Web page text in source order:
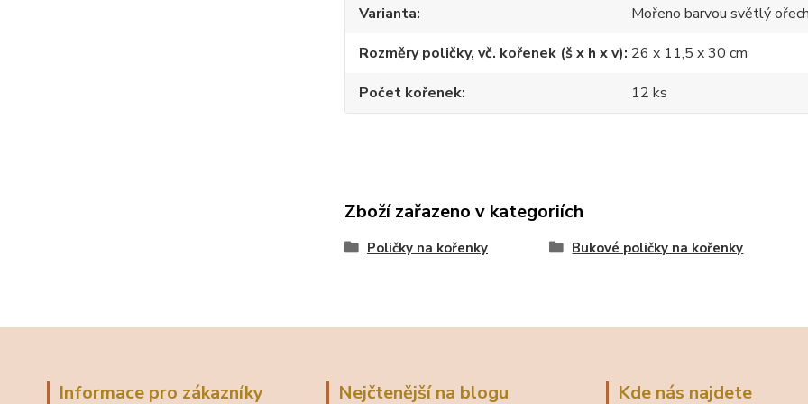
Varianta
Mořeno barvou světlý ořech
Rozměry poličky, vč. kořenek (š x h x v) 26 x 11,5 x 30 cm
Počet kořenek
12 ks
Zboží zařazeno v kategoriích
Poličky na kořenky Bukové poličky na kořenky
Informace pro zákazníky Nejčtenější na blogu Kde nás najdete